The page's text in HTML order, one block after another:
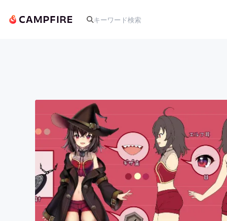
アート・写真
テクノロジー・ガジェット
映像・映画
ビジネス・起業